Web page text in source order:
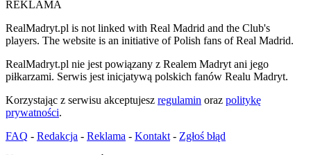
REKLAMA
RealMadryt.pl is not linked with Real Madrid and the Club's
players. The website is an initiative of Polish fans of Real Madrid.
RealMadryt.pl nie jest powiązany z Realem Madryt ani jego
piłkarzami. Serwis jest inicjatywą polskich fanów Realu Madryt.
Korzystając z serwisu akceptujesz regulamin oraz politykę
prywatności.
FAQ - Redakcja - Reklama - Kontakt - Zgłoś błąd